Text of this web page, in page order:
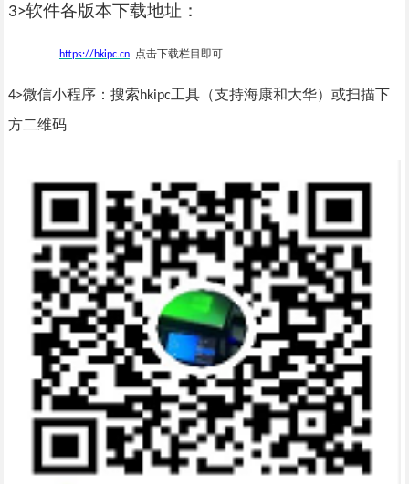
3>软件各版本下载地址：
https://hkipc.cn 点击下载栏目即可
4>微信小程序：搜索hkipc工具（支持海康和大华）或扫描下
方二维码